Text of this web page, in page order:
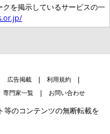
クを掲示しているサービスの一
広告掲載
利用規約
専門家一覧 お問い合わせ
等のコンテンツの無断転載を